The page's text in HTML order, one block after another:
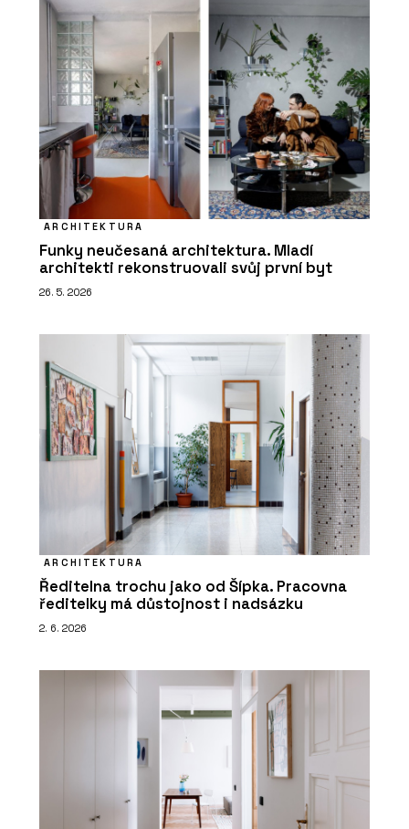
ARCHITEKTURA
Funky neučesaná architektura. Mladí
architekti rekonstruovali svůj první byt
26. 5. 2026
ARCHITEKTURA
Ředitelna trochu jako od Šípka. Pracovna
ředitelky má důstojnost i nadsázku
2. 6. 2026